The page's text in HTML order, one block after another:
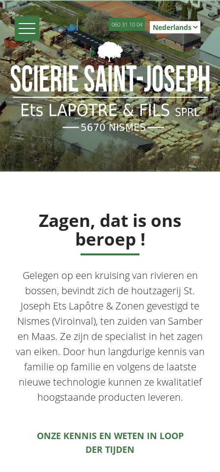
060 31 10 04
Zagen, dat is ons
beroep !
Gelegen op een kruising van rivieren en
bossen, bevindt zich de houtzagerij St.
Joseph Ets Lapôtre & Zonen gevestigd te
Nismes (Viroinval), ten zuiden van Samber
en Maas. Ze zijn de specialist in het zagen
van eiken. Door hun langdurige kennis van
familie op familie en volgens de laatste
nieuwe technologie kunnen ze kwalitatief
hoogstaande producten leveren.
ONZE KENNIS EN WETEN IN LOOP
DER TIJDEN